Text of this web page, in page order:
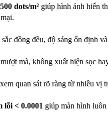
dots/m² giúp hình ảnh hiển
đồng đều, độ sáng ổn định
mà, không xuất hiện sọc
quan sát rõ ràng từ nhiều vị
lỗi < 0.0001 giúp màn hình